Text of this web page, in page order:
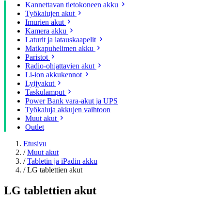
Kannettavan tietokoneen akku
Työkalujen akut
Imurien akut
Kamera akku
Laturit ja latauskaapelit
Matkapuhelimen akku
Paristot
Radio-ohjattavien akut
Li-ion akkukennot
Lyijyakut
Taskulamput
Power Bank vara-akut ja UPS
Työkaluja akkujen vaihtoon
Muut akut
Outlet
Etusivu
/ Muut akut
/ Tabletin ja iPadin akku
/ LG tablettien akut
LG tablettien akut